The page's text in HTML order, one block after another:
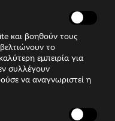
και βοηθούν τους
το
εμπειρία για
συλλέγουν
να αναγνωριστεί η